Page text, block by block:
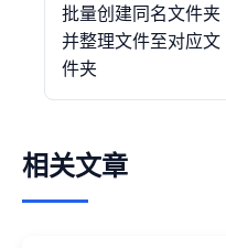
批量创建同名文件夹
并整理文件至对应文
件夹
相关文章